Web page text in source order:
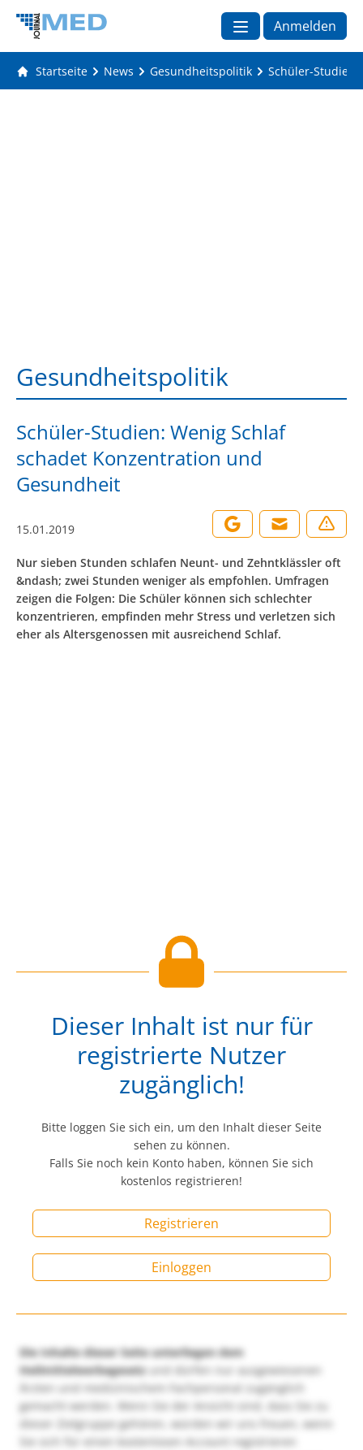
Anmelden
Startseite News Gesundheitspolitik Schüler-
Gesundheitspolitik
Schüler-Studien: Wenig Schlaf
schadet Konzentration und
Gesundheit
15.01.2019
Nur sieben Stunden schlafen Neunt- und Zehntklässler oft
&ndash; zwei Stunden weniger als empfohlen. Umfragen
zeigen die Folgen: Die Schüler können sich schlechter
konzentrieren, empfinden mehr Stress und verletzen sich
eher als Altersgenossen mit ausreichend Schlaf.
Dieser Inhalt ist nur für
registrierte Nutzer
zugänglich!
Bitte loggen Sie sich ein, um den Inhalt dieser Seite
sehen zu können.
Falls Sie noch kein Konto haben, können Sie sich
kostenlos registrieren!
Registrieren
Einloggen
Die Inhalte dieser Seite unterliegen dem
Heilmittelwerbegesetzund dürfen nur ausgewiesenen
Ärzten und medizinischem Fachpersonal zugänglich
gemacht werden. Wenn Sie der Ansicht sind, dass Sie zu
dieser Zielgruppe gehören, würden wir uns freuen, wenn
Sie sich für einen kostenlosen Account registrieren